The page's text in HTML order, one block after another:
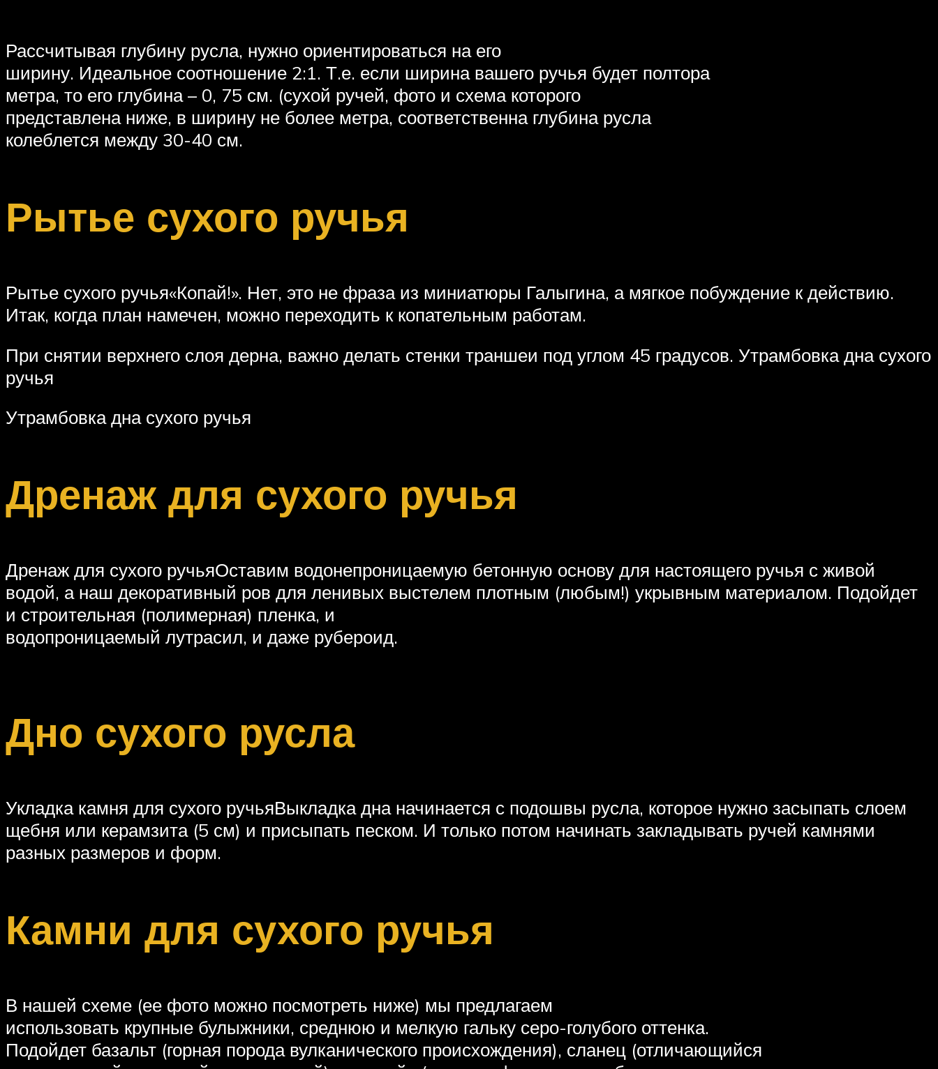
Рассчитывая глубину русла, нужно ориентироваться на его
ширину. Идеальное соотношение 2:1. Т.е. если ширина вашего ручья будет полтора
метра, то его глубина – 0, 75 см. (сухой ручей, фото и схема которого
представлена ниже, в ширину не более метра, соответственна глубина русла
колеблется между 30-40 см.
Рытье сухого ручья
Рытье сухого ручья«Копай!». Нет, это не фраза из миниатюры Галыгина, а мягкое побуждение к действию.
Итак, когда план намечен, можно переходить к копательным работам.
При снятии верхнего слоя дерна, важно делать стенки траншеи под углом 45 градусов. Утрамбовка дна сухого
ручья
Утрамбовка дна сухого ручья
Дренаж для сухого ручья
Дренаж для сухого ручьяОставим водонепроницаемую бетонную основу для настоящего ручья с живой
водой, а наш декоративный ров для ленивых выстелем плотным (любым!) укрывным материалом. Подойдет
и строительная (полимерная) пленка, и
водопроницаемый лутрасил, и даже рубероид.
Дно сухого русла
Укладка камня для сухого ручьяВыкладка дна начинается с подошвы русла, которое нужно засыпать слоем
щебня или керамзита (5 см) и присыпать песком. И только потом начинать закладывать ручей камнями
разных размеров и форм.
Камни для сухого ручья
В нашей схеме (ее фото можно посмотреть ниже) мы предлагаем
использовать крупные булыжники, среднюю и мелкую гальку серо-голубого оттенка.
Подойдет базальт (горная порода вулканического происхождения), сланец (отличающийся